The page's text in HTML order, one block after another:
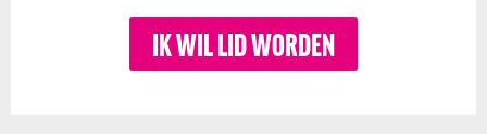
IK WIL LID WORDEN